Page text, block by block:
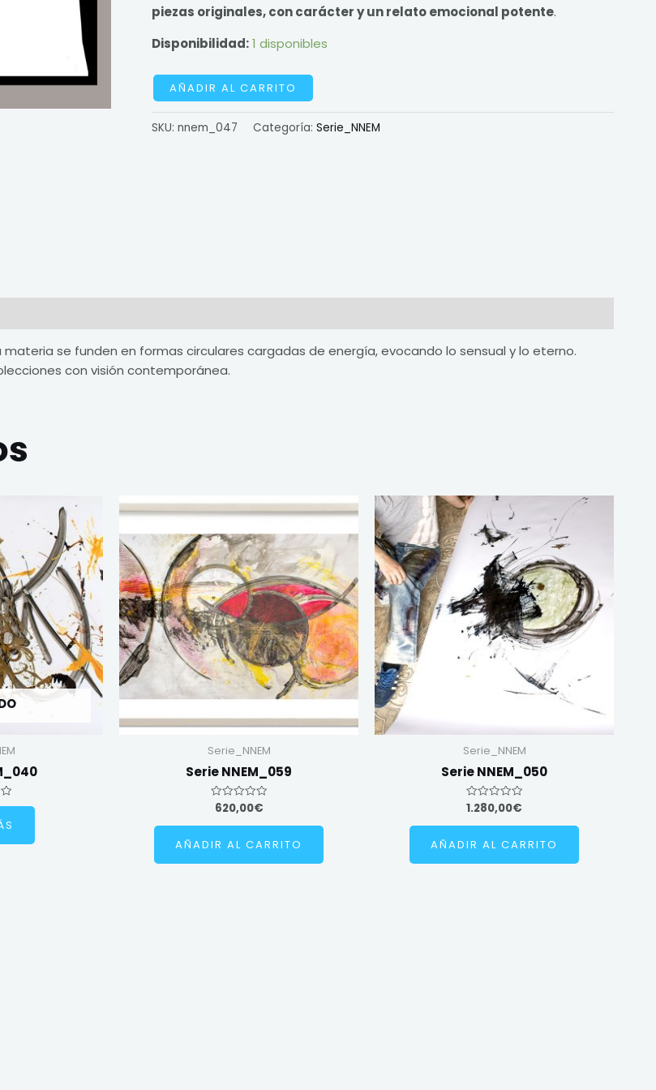
piezas originales, con carácter y un relato emocional potente.
Disponibilidad: 1 disponibles
AÑADIR AL CARRITO
SKU: nnem_047 Categoría: Serie_NNEM
se funden en formas circulares cargadas de energía, evocando lo sensual y lo eterno.
con visión contemporánea.
Serie_NNEM
Serie NNEM_059
Valorado
en
0
5
620,00€
AÑADIR AL CARRITO
Serie_NNEM
Serie NNEM_050
Valorado
en
0
5
1.280,00€
AÑADIR AL CARRITO